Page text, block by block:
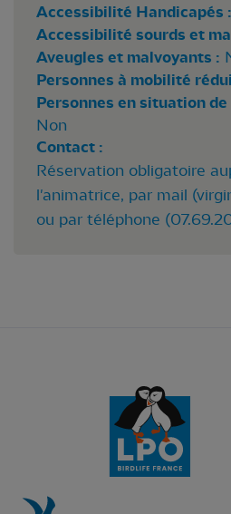
Accessibilité Handicapés :
Accessibilité sourds et
Aveugles et malvoyants :
Personnes à mobilité
Personnes en situation
Non
Contact :
Réservation obligatoire
l'animatrice, par mail (
ou par téléphone